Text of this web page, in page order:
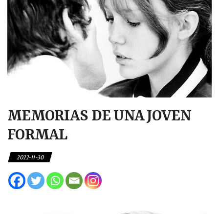
MEMORIAS DE UNA JOVEN
FORMAL
2022-11-30